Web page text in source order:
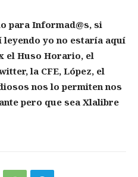
para Informad@s, si
yo no estaría aquí
el Huso Horario, el
la CFE, López, el
nos lo permiten nos
pero que sea Xlalibre